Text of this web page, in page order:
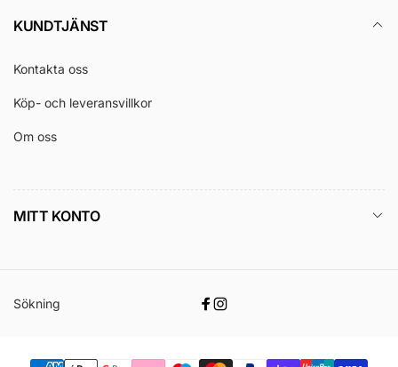
KUNDTJÄNST
Kontakta oss
Köp- och leveransvillkor
Om oss
MITT KONTO
Sökning
Facebook
Instagram